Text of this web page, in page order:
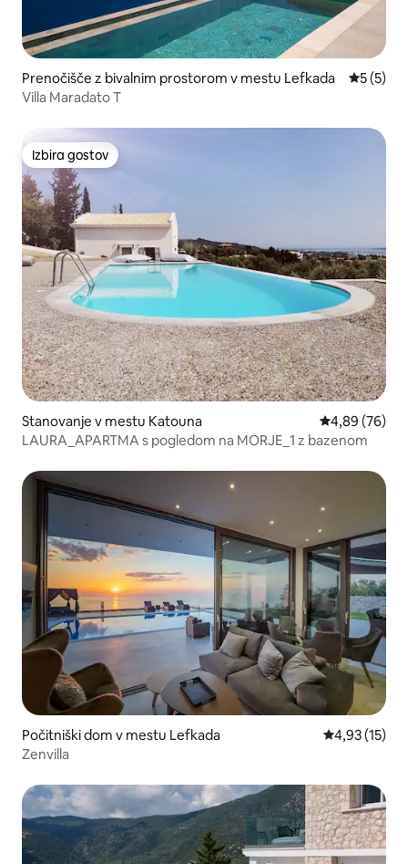
Prenočišče z bivalnim prostorom v mestu Lefkada
5 (5)
Villa Maradato T
Izbira gostov
Izbira gostov
Stanovanje v mestu Katouna Povprečna
4,89 (76)
LAURA_APARTMA s pogledom na MORJE_1 z bazenom
Počitniški dom v mestu Lefkada Povprečna
4,93 (15)
Zenvilla